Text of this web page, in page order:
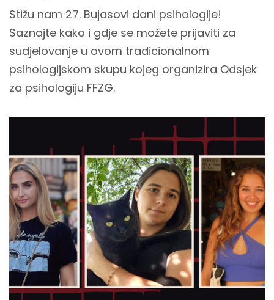
Stižu nam 27. Bujasovi dani psihologije!
Saznajte kako i gdje se možete prijaviti za
sudjelovanje u ovom tradicionalnom
psihologijskom skupu kojeg organizira Odsjek
za psihologiju FFZG.